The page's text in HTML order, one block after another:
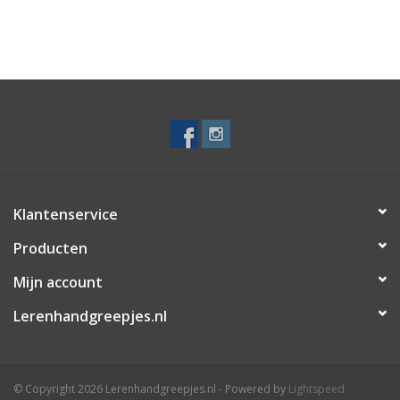
Klantenservice
Producten
Mijn account
Lerenhandgreepjes.nl
© Copyright 2026 Lerenhandgreepjes.nl - Powered by Lightspeed